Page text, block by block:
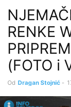
RENKE
(FOTO i
Od Dragan Stojnić -